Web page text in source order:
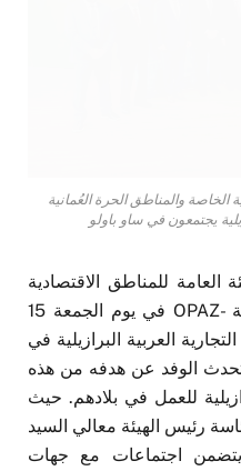
الخاصة والمناطق الحرة العُمانية
يجتمعون في ساو باولو
العامة للمناطق الاقتصادية
الخاصة والمناطق الحرة العُمانية -OPAZ في يوم الجمعة 15
العربية البرازيلية في
تحدث الوفد عن هدفه من هذه
للعمل في بلادهم. حيث
رئيس الهيئة معالي السيد
اجتماعات مع جهات